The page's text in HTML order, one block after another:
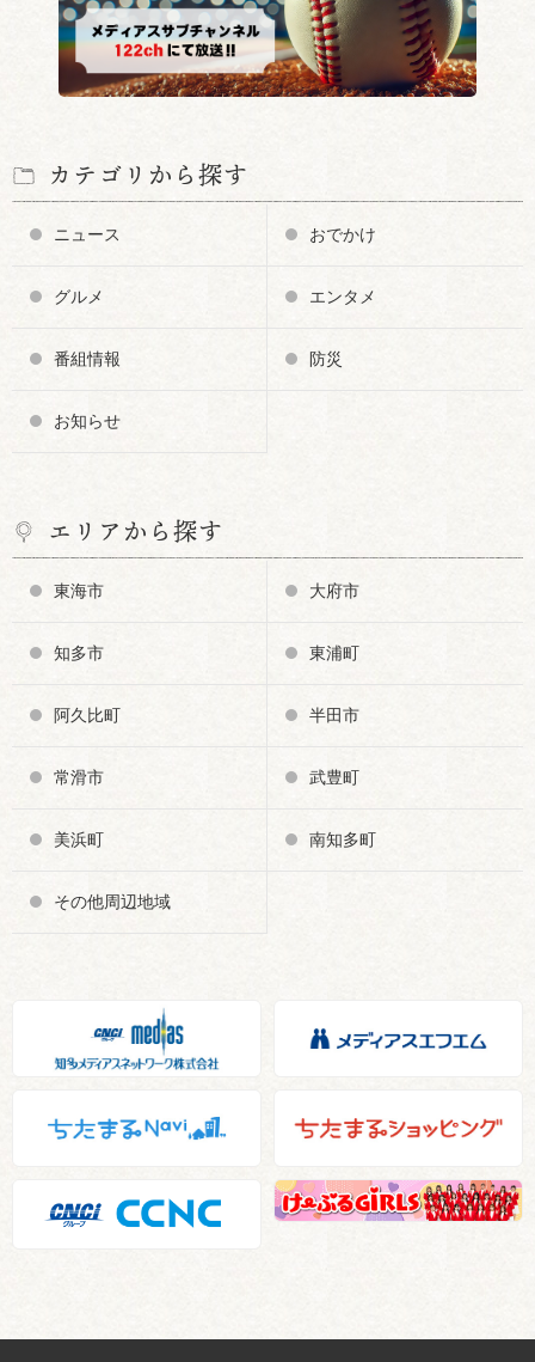
カテゴリから探す
ニュース おでかけ
グルメ エンタメ
番組情報 防災
お知らせ
エリアから探す
東海市 大府市
知多市 東浦町
阿久比町 半田市
常滑市 武豊町
美浜町 南知多町
その他周辺地域